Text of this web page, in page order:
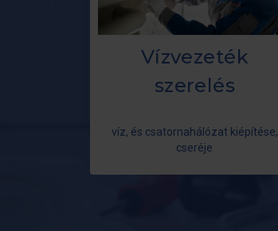
Vízvezeték
szerelés
víz, és csatornahálózat kiépítése,
cseréje